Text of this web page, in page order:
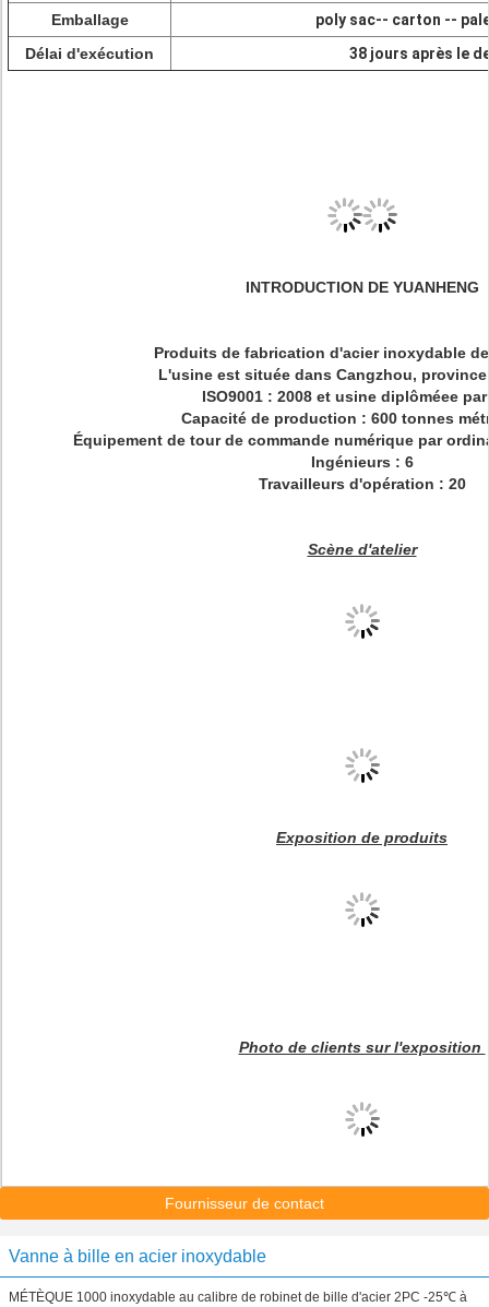
Emballage
poly sac-- carton --
Délai d'exécution
38 jours après le
INTRODUCTION DE YUANHENG
Produits de fabrication d'acier inoxydable
L'usine est située dans Cangzhou, province
ISO9001 : 2008 et usine diplôméee par
Capacité de production : 600 tonnes
Équipement de tour de commande numérique par
Ingénieurs : 6
Travailleurs d'opération : 20
Scène d'atelier
Exposition de produits
Photo de clients sur l'exposition
Fournisseur de contact
Vanne à bille en acier inoxydable
MÉTÈQUE 1000 inoxydable au calibre de robinet de bille d'acier 2PC -25℃ à